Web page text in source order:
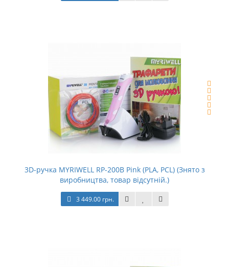
3D-ручка MYRIWELL RP-200B Pink (PLA, PCL) (Знято з
виробництва, товар відсутній.)
3 449.00 грн.